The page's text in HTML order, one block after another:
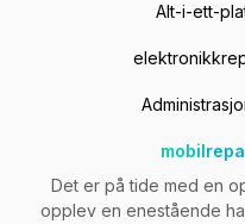
Alt-i-ett-
Det er på tide med en
opplev en enestående